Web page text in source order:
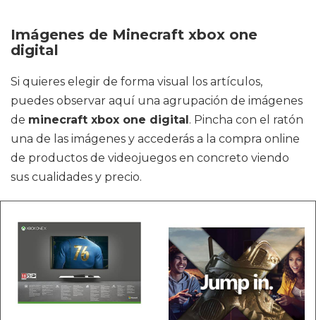
Imágenes de Minecraft xbox one
digital
Si quieres elegir de forma visual los artículos,
puedes observar aquí una agrupación de imágenes
de minecraft xbox one digital . Pincha con el ratón
una de las imágenes y accederás a la compra online
de productos de videojuegos en concreto viendo
sus cualidades y precio.